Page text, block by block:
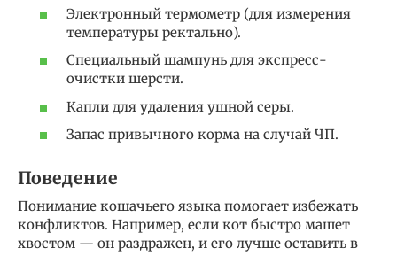
Электронный термометр (для измерения
температуры ректально).
Специальный шампунь для экспресс-
очистки шерсти.
Капли для удаления ушной серы.
Запас привычного корма на случай ЧП.
Поведение
Понимание кошачьего языка помогает избежать
конфликтов. Например, если кот быстро машет
хвостом — он раздражен, и его лучше оставить в